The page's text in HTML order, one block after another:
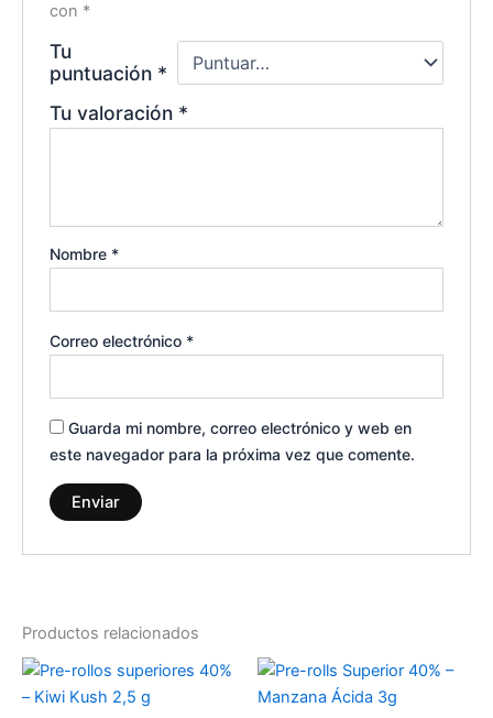
con *
Tu
puntuación *
Tu valoración *
Nombre *
Correo electrónico *
Guarda mi nombre, correo electrónico y web en
este navegador para la próxima vez que comente.
Productos relacionados